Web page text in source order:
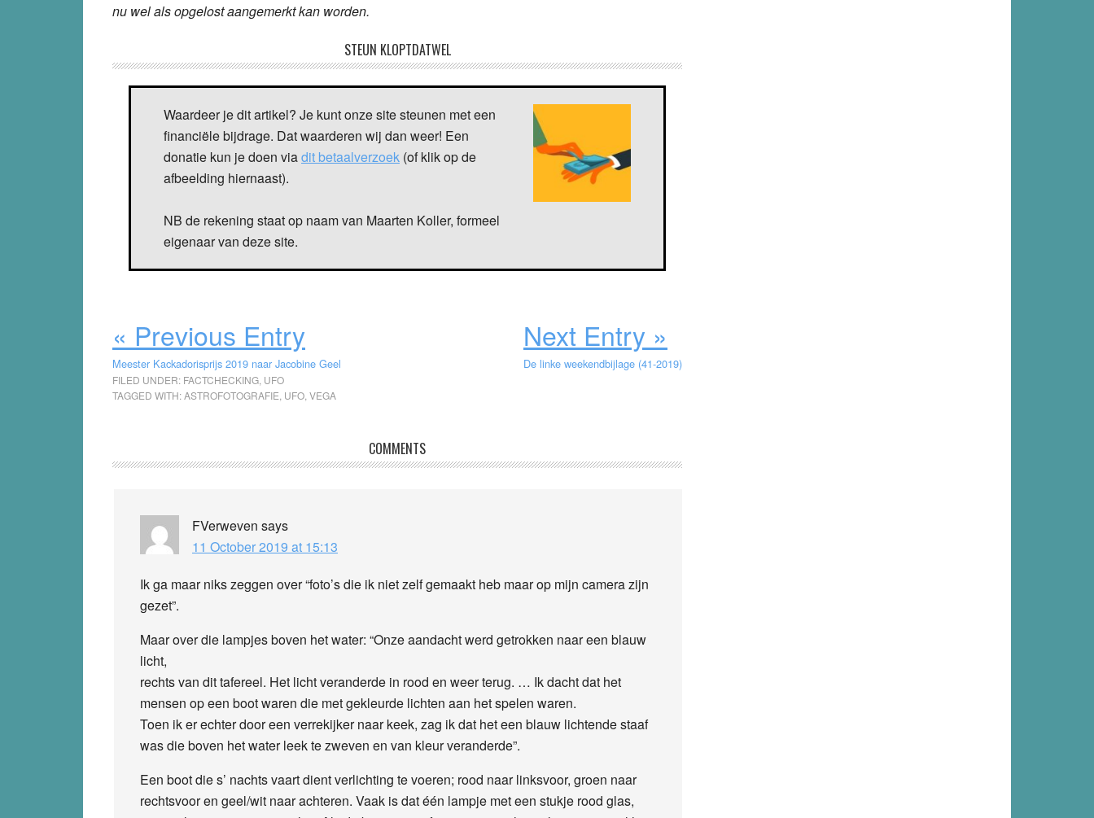
nu wel als opgelost aangemerkt kan worden.
STEUN KLOPTDATWEL
Waardeer je dit artikel? Je kunt onze site steunen met een
financiële bijdrage. Dat waarderen wij dan weer! Een
donatie kun je doen viadit betaalverzoek (of klik op de
afbeelding hiernaast).
NB de rekening staat op naam van Maarten Koller, formeel
eigenaar van deze site.
« Previous Entry
Meester Kackadorisprijs 2019 naar Jacobine Geel
Next Entry »
De linke weekendbijlage (41-2019)
FILED UNDER: FACTCHECKING UFO
TAGGED WITH:ASTROFOTOGRAFIE UFO VEGA
Interactions
COMMENTS
FVerweven says
11 October 2019 at 15:13
Ik ga maar niks zeggen over “foto’s die ik niet zelf gemaakt heb maar op mijn camera zijn
gezet”.
Maar over die lampjes boven het water: “Onze aandacht werd getrokken naar een blauw
licht,
rechts van dit tafereel. Het licht veranderde in rood en weer terug. … Ik dacht dat het
mensen op een boot waren die met gekleurde lichten aan het spelen waren.
Toen ik er echter door een verrekijker naar keek, zag ik dat het een blauw lichtende staaf
was die boven het water leek te zweven en van kleur veranderde”.
Een boot die s’ nachts vaart dient verlichting te voeren; rood naar linksvoor, groen naar
rechtsvoor en geel/wit naar achteren. Vaak is dat één lampje met een stukje rood glas,